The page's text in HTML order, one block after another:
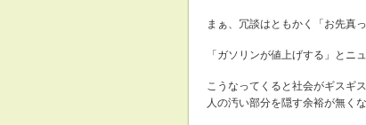
まぁ、冗談はともかく「お先真
「ガソリンが値上げする」とニ
こうなってくると社会がギスギ
人の汚い部分を隠す余裕が無く